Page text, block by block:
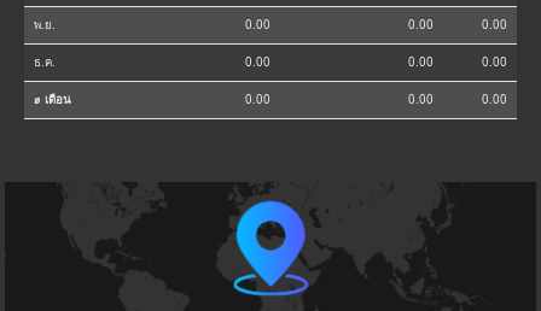
พ.ย. 0.00 0.00 0.00
ธ.ค. 0.00 0.00 0.00
⌀ เดือน 0.00 0.00 0.00